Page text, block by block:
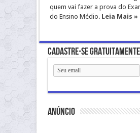
quem vai fazer a prova do
do Ensino Médio. Leia Mais »
Cadastre-se gratuitamente
anúncio